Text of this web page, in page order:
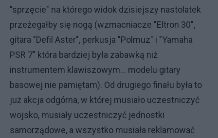
"sprzęcie" na którego widok dzisiejszy nastolatek
przeżegałby się nogą (wzmacniacze "Eltron 30",
gitara "Defil Aster", perkusja "Polmuz" i "Yamaha
PSR 7" która bardziej była zabawką niż
instrumentem klawiszowym... modelu gitary
basowej nie pamiętam). Od drugiego finału była to
już akcja odgórna, w której musiało uczestniczyć
wojsko, musiały uczestniczyć jednostki
samorządowe, a wszystko musiała reklamować